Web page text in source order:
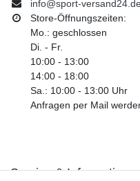
info@sport-
Store-Öffnungszeiten:
Mo.: geschlossen
Di. - Fr.
10:00 - 13:00
14:00 - 18:00
Sa.: 10:00 - 13:00 Uhr
Anfragen per Mail
Service &